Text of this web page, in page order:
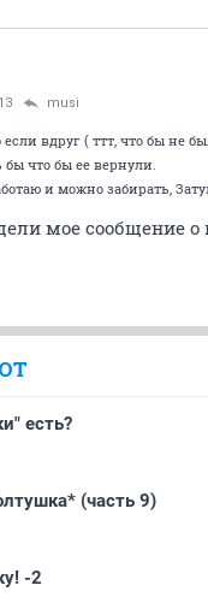
musi
вдруг ( ттт, что бы не
бы что бы ее вернули.
и можно забирать,
мое сообщение о
есть?
(часть 9)
-2